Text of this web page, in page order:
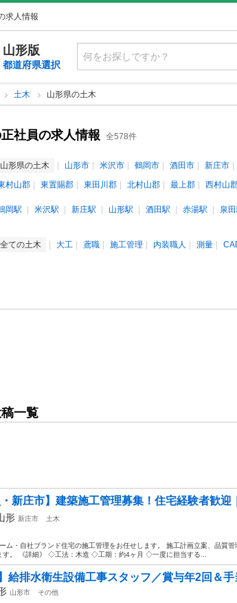
求人情報
山形版
都道府県選択
土木 山形県の土木
社員の求人情報 全578件
山形県の土木 山形市 米沢市 鶴岡市 酒田市 新庄市
村山郡
東置賜郡 東田川郡 北村山郡 最上郡 西村山
岡駅 米沢駅 新庄駅 山形駅 酒田駅 赤湯駅 泉
全ての土木 大工 鳶職 施工管理 内装職人 測量
一覧
・新庄市】建築施工管理募集！住宅経験者歓迎
形 新庄市
土木
ム・自社ブランド住宅の施工管理をお任せします。 施工計画立案、品質
す。 《詳細》 ◇工法：木造 ◇工期：約4ヶ月 ◇一度に担当する...
給排水衛生設備工事スタッフ／賞与年2回＆手
山形市
その他